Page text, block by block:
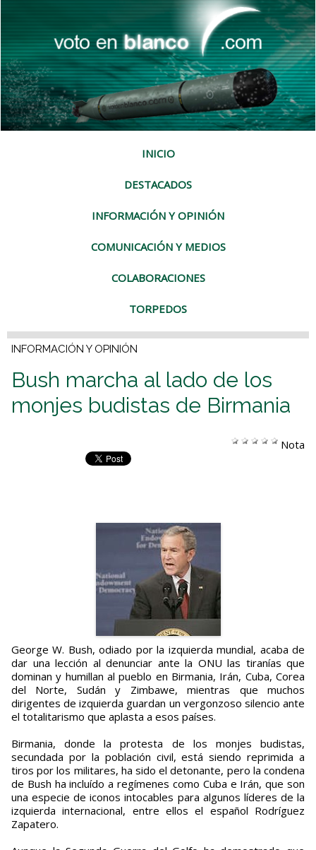
INICIO
DESTACADOS
INFORMACIÓN Y OPINIÓN
COMUNICACIÓN Y MEDIOS
COLABORACIONES
TORPEDOS
INFORMACIÓN Y OPINIÓN
Bush marcha al lado de los
monjes budistas de Birmania
Nota
George W. Bush, odiado por la izquierda mundial, acaba de
dar una lección al denunciar ante la ONU las tiranías que
dominan y humillan al pueblo en Birmania, Irán, Cuba, Corea
del Norte, Sudán y Zimbawe, mientras que muchos
dirigentes de izquierda guardan un vergonzoso silencio ante
el totalitarismo que aplasta a esos países.
Birmania, donde la protesta de los monjes budistas,
secundada por la población civil, está siendo reprimida a
tiros por los militares, ha sido el detonante, pero la condena
de Bush ha incluído a regímenes como Cuba e Irán, que son
una especie de iconos intocables para algunos líderes de la
izquierda internacional, entre ellos el español Rodríguez
Zapatero.